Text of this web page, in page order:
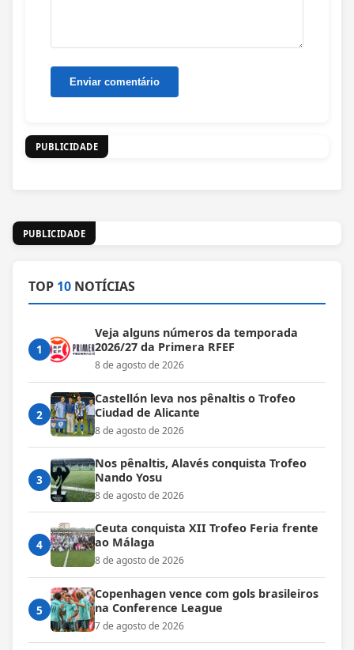
PUBLICIDADE
PUBLICIDADE
TOP 10 NOTÍCIAS
1
Veja alguns números da temporada
2026/27 da Primera RFEF
8 de agosto de 2026
2
Castellón leva nos pênaltis o Trofeo
Ciudad de Alicante
8 de agosto de 2026
3
Nos pênaltis, Alavés conquista Trofeo
Nando Yosu
8 de agosto de 2026
4
Ceuta conquista XII Trofeo Feria frente
ao Málaga
8 de agosto de 2026
5
Copenhagen vence com gols brasileiros
na Conference League
7 de agosto de 2026